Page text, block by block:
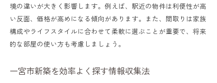
新築戸建ての間取りが子育てに最適な理由
平屋や広い一軒家が子育て世帯におすすめ
新築購入時に注目したい安全性と設備面
び
境の違いが大きく影響します。例えば、駅近の物件は利便性が高
い反面、価格が高めになる傾向があります。また、間取りは家族
構成やライフスタイルに合わせて柔軟に選ぶことが重要で、将来
的な部屋の使い方も考慮しましょう。
一宮市新築を効率よく探す情報収集法